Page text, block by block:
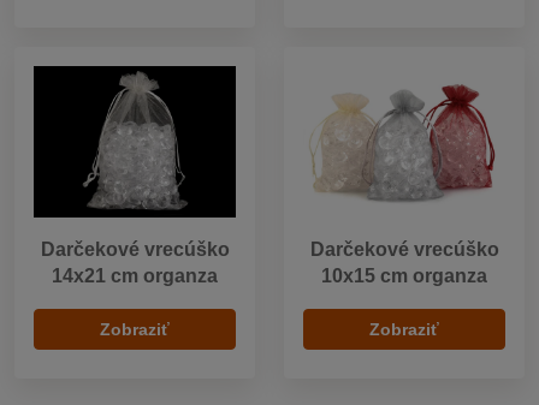
Darčekové vrecúško
14x21 cm organza
Zobraziť
Darčekové vrecúško
10x15 cm organza
Zobraziť